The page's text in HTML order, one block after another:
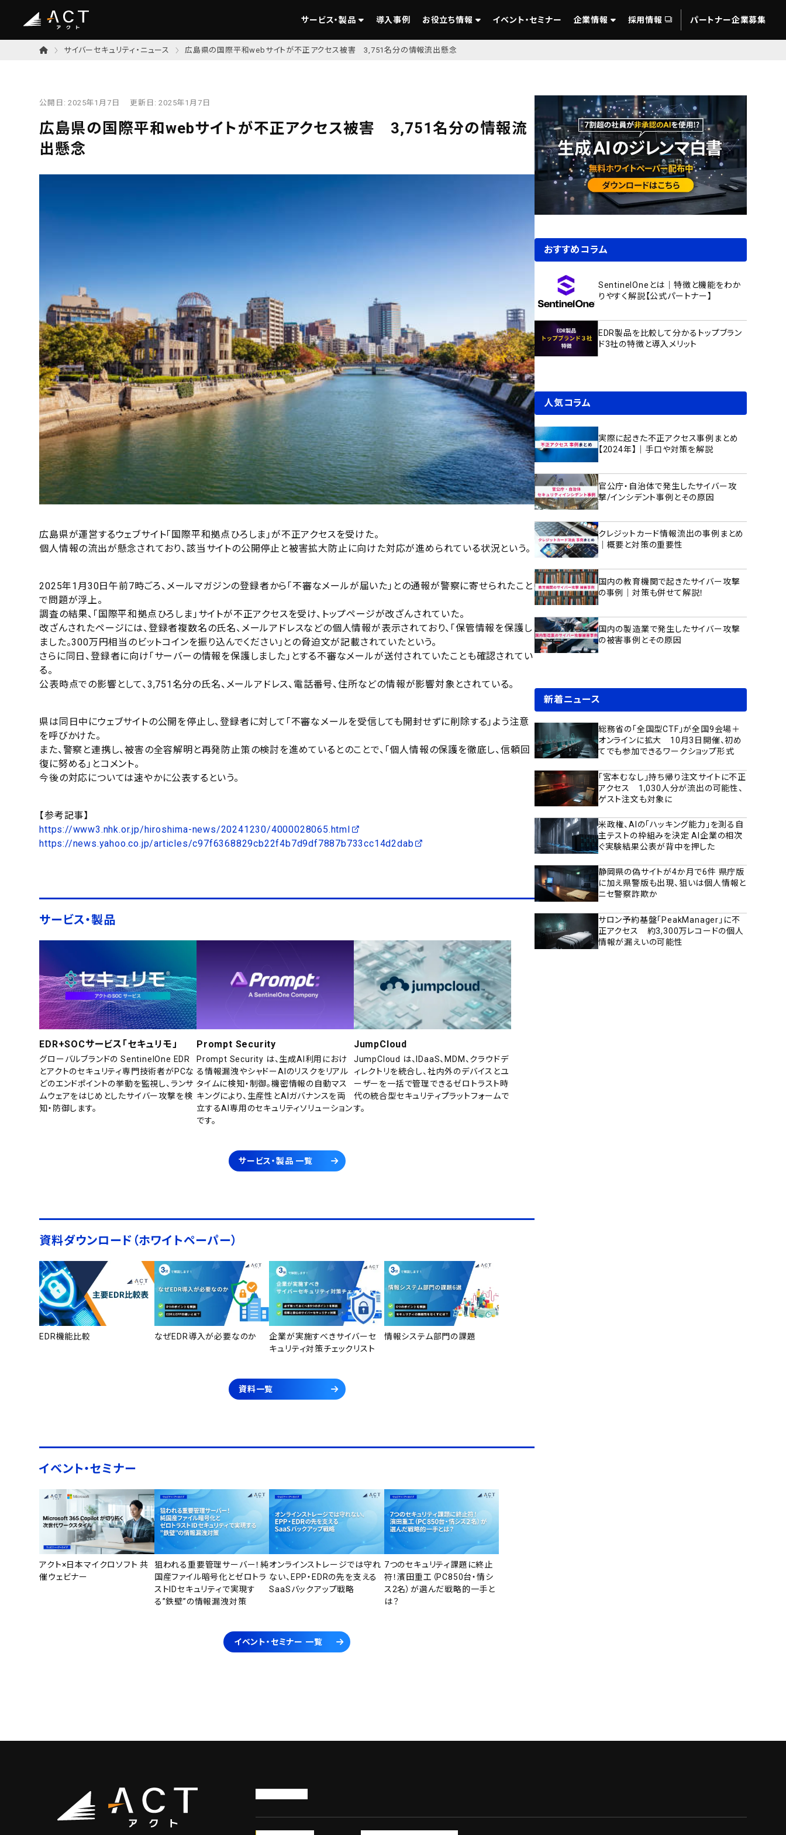
サービス・製品 導入事例 お役立ち情報 イベント・セミナー 企業情報 採用情報 パートナー企業募集
サイバーセキュリティ・ニュース 広島県の国際平和webサイトが不正アクセス被害 3,751名分の情報流出懸念
公開日:2025年1月7日 更新日:2025年1月7日
広島県の国際平和webサイトが不正アクセス被害 3,751名分の情報流
出懸念
広島県が運営するウェブサイト「国際平和拠点ひろしま」が不正アクセスを受けた。
個人情報の流出が懸念されており、該当サイトの公開停止と被害拡大防止に向けた対応が進められている状況という。
2025年1月30日午前7時ごろ、メールマガジンの登録者から「不審なメールが届いた」との通報が警察に寄せられたこと
で問題が浮上。
調査の結果、「国際平和拠点ひろしま」サイトが不正アクセスを受け、トップページが改ざんされていた。
改ざんされたページには、登録者複数名の氏名、メールアドレスなどの個人情報が表示されており、「保管情報を保護し
ました。300万円相当のビットコインを振り込んでください」との脅迫文が記載されていたという。
さらに同日、登録者に向け「サーバーの情報を保護しました」とする不審なメールが送付されていたことも確認されてい
る。
公表時点での影響として、3,751名分の氏名、メールアドレス、電話番号、住所などの情報が影響対象とされている。
県は同日中にウェブサイトの公開を停止し、登録者に対して「不審なメールを受信しても開封せずに削除する」よう注意
を呼びかけた。
また、警察と連携し、被害の全容解明と再発防止策の検討を進めているとのことで、「個人情報の保護を徹底し、信頼回
復に努める」とコメント。
今後の対応については速やかに公表するという。
【参考記事】
https://www3.nhk.or.jp/hiroshima-news/20241230/4000028065.html
https://news.yahoo.co.jp/articles/c97f6368829cb22f4b7d9df7887b733cc14d2dab
サービス・製品
EDR+SOCサービス「セキュリモ」
グローバルブランドの SentinelOne EDR
とアクトのセキュリティ専門技術者がPCな
どのエンドポイントの挙動を監視し、ランサ
ムウェアをはじめとしたサイバー攻撃を検
知・防御します。
Prompt Security
Prompt Security は、生成AI利用におけ
る情報漏洩やシャドーAIのリスクをリアル
タイムに検知・制御。機密情報の自動マス
キングにより、生産性とAIガバナンスを両
立するAI専用のセキュリティソリューション
です。
JumpCloud
JumpCloud は、IDaaS、MDM、クラウドデ
ィレクトリを統合し、社内外のデバイスとユ
ーザーを一括で管理できるゼロトラスト時
代の統合型セキュリティプラットフォームで
す。
サービス・製品 一覧
資料ダウンロード（ホワイトペーパー）
EDR機能比較 なぜEDR導入が必要なのか
企業が実施すべきサイバーセ
キュリティ対策チェックリスト
情報システム部門の課題
資料一覧
イベント・セミナー
アクト×日本マイクロソフト 共
催ウェビナー
狙われる重要管理サーバー！純
国産ファイル暗号化とゼロトラ
ストIDセキュリティで実現す
る”鉄壁”の情報漏洩対策
オンラインストレージでは守れ
ない、EPP・EDRの先を支える
SaaSバックアップ戦略
7つのセキュリティ課題に終止
符！濱田重工（PC850台・情シ
ス2名）が選んだ戦略的一手と
は？
イベント・セミナー 一覧
おすすめコラム
SentinelOneとは｜特徴と機能をわか
りやすく解説【公式パートナー】
EDR製品を比較して分かるトップブラン
ド3社の特徴と導入メリット
人気コラム
実際に起きた不正アクセス事例まとめ
【2024年】｜手口や対策を解説
官公庁・自治体で発生したサイバー攻
撃/インシデント事例とその原因
クレジットカード情報流出の事例まとめ
｜概要と対策の重要性
国内の教育機関で起きたサイバー攻撃
の事例｜対策も併せて解説！
国内の製造業で発生したサイバー攻撃
の被害事例とその原因
新着ニュース
総務省の「全国型CTF」が全国9会場＋
オンラインに拡大 10月3日開催、初め
てでも参加できるワークショップ形式
「宮本むなし」持ち帰り注文サイトに不正
アクセス 1,030人分が流出の可能性、
ゲスト注文も対象に
米政権、AIの「ハッキング能力」を測る自
主テストの枠組みを決定 AI企業の相次
ぐ実験結果公表が背中を押した
静岡県の偽サイトが4か月で6件 県庁版
に加え県警版も出現、狙いは個人情報と
ニセ警察詐欺か
サロン予約基盤「PeakManager」に不
正アクセス 約3,300万レコードの個人
情報が漏えいの可能性